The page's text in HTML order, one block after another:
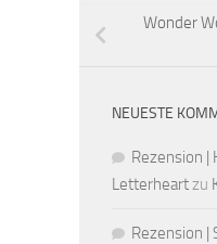
Wonder
NEUESTE
Rezension |
Letterheartzu
Rezension |